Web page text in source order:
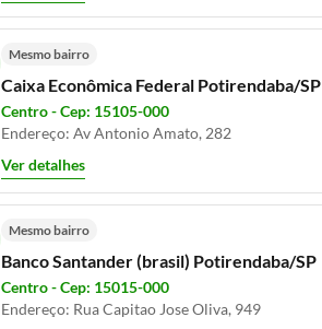
Mesmo bairro
Caixa Econômica Federal Potirendaba/SP
Centro - Cep: 15105-000
Endereço: Av Antonio Amato, 282
Ver detalhes
Mesmo bairro
Banco Santander (brasil) Potirendaba/SP
Centro - Cep: 15015-000
Endereço: Rua Capitao Jose Oliva, 949